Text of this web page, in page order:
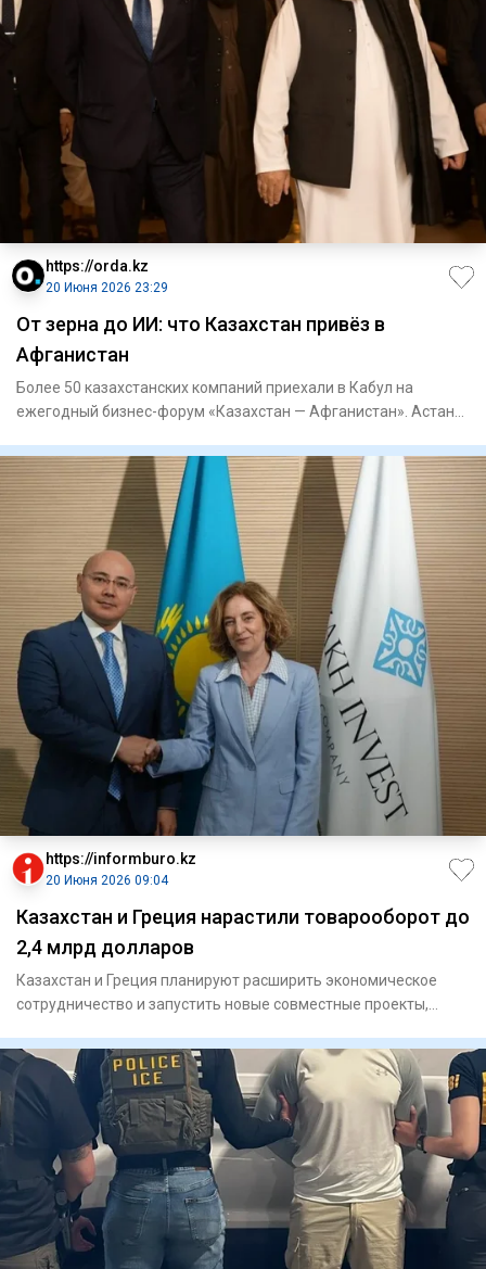
https://orda.kz
20 Июня 2026 23:29
От зерна до ИИ: что Казахстан привёз в
Афганистан
Более 50 казахстанских компаний приехали в Кабул на
ежегодный бизнес-форум «Казахстан — Афганистан». Астана
https://informburo.kz
20 Июня 2026 09:04
Казахстан и Греция нарастили товарооборот до
2,4 млрд долларов
Казахстан и Греция планируют расширить экономическое
сотрудничество и запустить новые совместные проекты,